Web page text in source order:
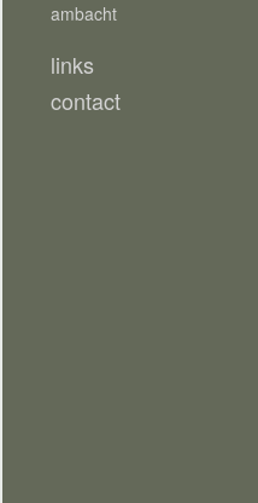
ambacht
links
contact